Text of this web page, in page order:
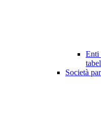
Enti
Società